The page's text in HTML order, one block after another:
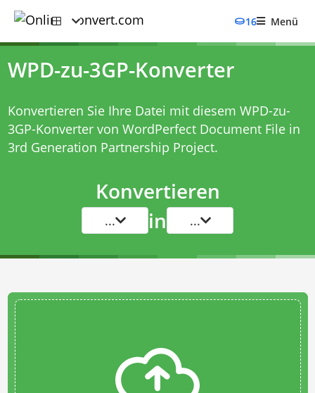
16 Menü
WPD-zu-3GP-Konverter
Konvertieren Sie Ihre Datei mit diesem WPD-zu-
3GP-Konvertervon WordPerfect Document File in
3rd Generation Partnership Project.
Konvertieren
... in ...